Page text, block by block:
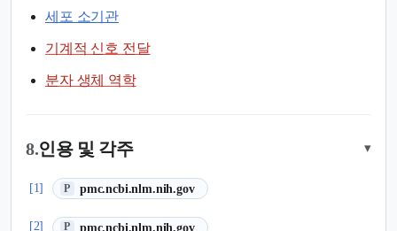
세포 소기관
기계적 신호 전달
분자 생체 역학
8.인용 및 각주 ▾
[1] P pmc.ncbi.nlm.nih.gov
(새 탭에서 열림)
[2] P pmc.ncbi.nlm.nih.gov
(새 탭에서 열림)